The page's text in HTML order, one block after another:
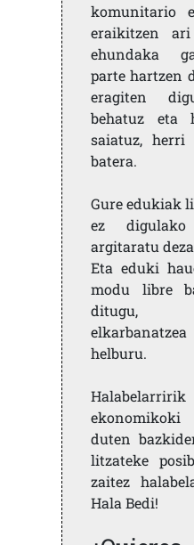
komunitario
eraikitzen
ehundaka
parte hartzen
eragiten
behatuz eta
saiatuz, herri
batera.
Gure edukiak
ez
argitaratu
Eta eduki
modu libre
ditugu,
helburu.
Halabelarririk
duten
litzateke
zaitez
Hala Bedi!